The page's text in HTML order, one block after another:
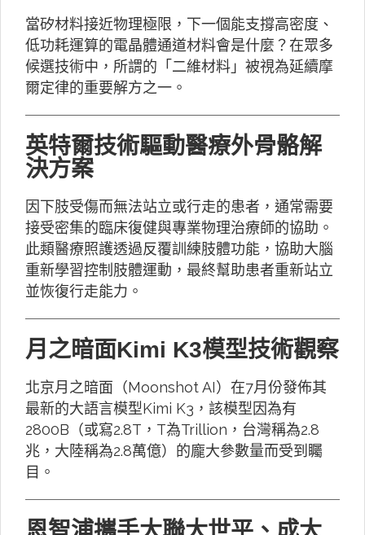
當矽材料接近物理極限，下一個能支撐高密度、
低功耗運算的電晶體通道材料會是什麼？在眾多
候選技術中，所謂的「二維材料」被視為延續摩
爾定律的重要解方之一。
英特爾技術驅動醫療外骨骼解
決方案
因下肢受傷而無法站立或行走的患者，通常需要
接受密集的臨床復健與專業物理治療師的協助。
此類醫療照護透過反覆訓練肢體功能，協助大腦
重新學習控制肢體運動，最終幫助患者重新站立
並恢復行走能力。
月之暗面Kimi K3模型技術觀察
北京月之暗面（Moonshot AI）在7月份發佈其
最新的大語言模型Kimi K3，該模型因為有
2800B（或寫2.8T，T為Trillion，台灣稱為2.8
兆，大陸稱為2.8萬億）的龐大參數量而受到矚
目。